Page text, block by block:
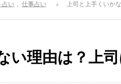
占い 仕事占い 上司と上手くいか
い理由は？上